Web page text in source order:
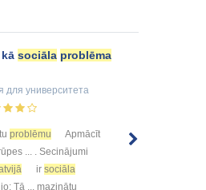
sociāla problēma
для университета
problēmu
Apmācīt
... . Secinājumi
ir sociāla
jo: Tā ... mazinātu